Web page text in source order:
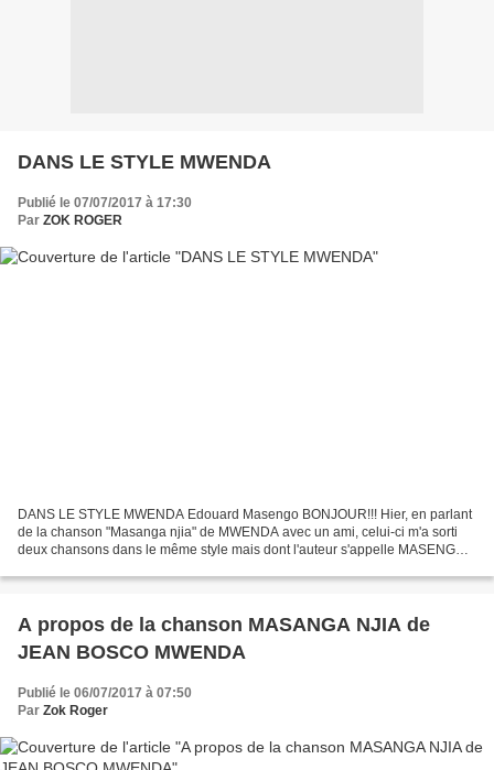
DANS LE STYLE MWENDA
Publié le 07/07/2017 à 17:30
Par ZOK ROGER
DANS LE STYLE MWENDA Edouard Masengo BONJOUR!!! Hier, en parlant
de la chanson "Masanga njia" de MWENDA avec un ami, celui-ci m'a sorti
deux chansons dans le même style mais dont l'auteur s'appelle MASENGO
A propos de la chanson MASANGA NJIA de
JEAN BOSCO MWENDA
Publié le 06/07/2017 à 07:50
Par Zok Roger